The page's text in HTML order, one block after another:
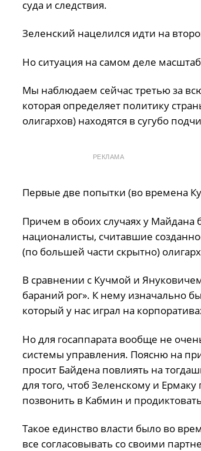
суда и следствия.
Зеленский нацелился идти на
Но ситуация на самом деле
Мы наблюдаем сейчас третью за
которая определяет политику
олигархов) находятся в сугубо
РЕКЛАМА
Первые две попытки (во времена
Причем в обоих случаях у Майдана
националисты, считавшие
(по большей части скрытно)
В сравнении с Кучмой и
бараний рог». К нему изначально
который у нас играл на
Но для госаппарата вообще не
системы управления. Поясню на
просит Байдена повлиять на
для того, чтоб Зеленскому и
позвонить в Кабмин и
Такое единство власти было во
все согласовывать со своими